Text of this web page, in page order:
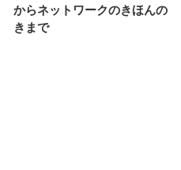
からネットワークのきほんの
きまで